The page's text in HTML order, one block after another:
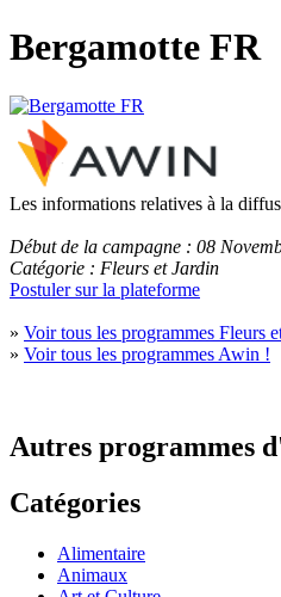
Bergamotte FR
Les informations relatives à la
Début de la campagne : 08
Catégorie : Fleurs et Jardin
Postuler sur la plateforme
» Voir tous les programmes Fleurs
» Voir tous les programmes Awin !
Autres programmes
Catégories
Alimentaire
Animaux